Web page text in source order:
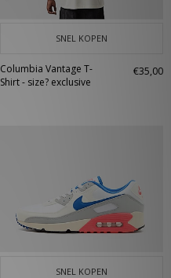
SNEL KOPEN
Columbia Vantage T-
Shirt - size? exclusive
€35,00
SNEL KOPEN